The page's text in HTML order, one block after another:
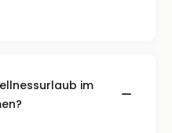
im